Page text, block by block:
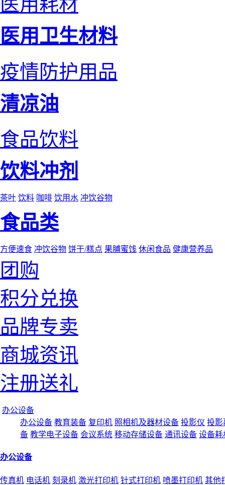
医用卫生材料
疫情防护用品
清凉油
食品饮料
饮料冲剂
茶叶 饮料 咖啡 饮用水 冲饮谷物
食品类
方便速食 冲饮谷物 饼干/糕点 果脯蜜饯 休闲食品 健康营养品
团购
积分兑换
品牌专卖
商城资讯
注册送礼
办公设备
办公设备 教育装备 复印机 照相机及器材设备 投影仪 投影
备 教学电子设备 会议系统 移动存储设备 通讯设备 设备耗
办公设备
传真机 电话机 刻录机 激光打印机 针式打印机 喷墨打印机 其他